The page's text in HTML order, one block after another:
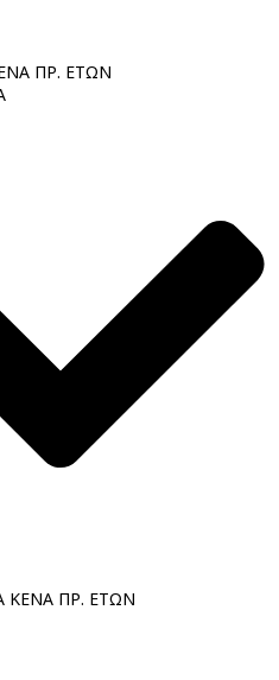
ΠΡ. ΕΤΩΝ
ΚΕΝΑ ΠΡ. ΕΤΩΝ